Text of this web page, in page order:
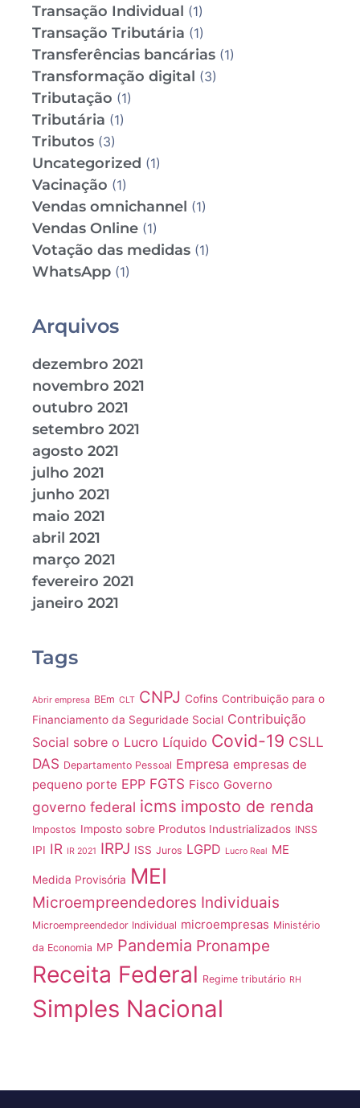
Transação Individual (1)
Transação Tributária (1)
Transferências bancárias (1)
Transformação digital (3)
Tributação (1)
Tributária (1)
Tributos (3)
Uncategorized (1)
Vacinação (1)
Vendas omnichannel (1)
Vendas Online (1)
Votação das medidas (1)
WhatsApp (1)
Arquivos
dezembro 2021
novembro 2021
outubro 2021
setembro 2021
agosto 2021
julho 2021
junho 2021
maio 2021
abril 2021
março 2021
fevereiro 2021
janeiro 2021
Tags
Abrir empresa BEm CLT CNPJ Cofins Contribuição para o
Financiamento da Seguridade Social Contribuição
Social sobre o Lucro Líquido Covid-19 CSLL
DAS Departamento Pessoal Empresa empresas de
pequeno porte EPP FGTS Fisco Governo
governo federal icms imposto de renda
Impostos Imposto sobre Produtos Industrializados INSS
IPI IR IR 2021 IRPJ ISS Juros LGPD Lucro Real ME
Medida Provisória MEI
Microempreendedores Individuais
Microempreendedor Individual microempresas Ministério
da Economia MP Pandemia Pronampe
Receita Federal Regime tributário RH
Simples Nacional